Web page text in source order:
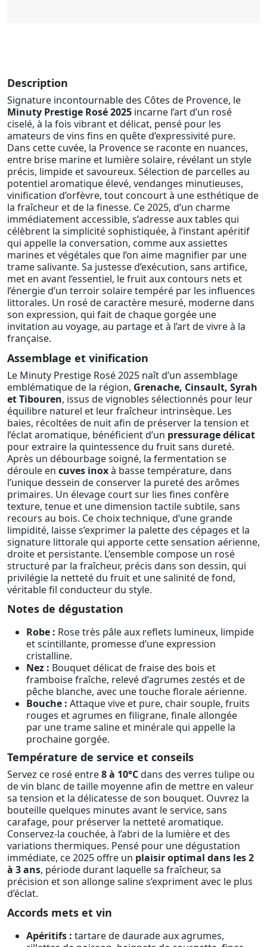
Description
Signature incontournable des Côtes de Provence, le
Minuty Prestige Rosé 2025 incarne l’art d’un rosé
ciselé, à la fois vibrant et délicat, pensé pour les
amateurs de vins fins en quête d’expressivité pure.
Dans cette cuvée, la Provence se raconte en nuances,
entre brise marine et lumière solaire, révélant un style
précis, limpide et savoureux. Sélection de parcelles au
potentiel aromatique élevé, vendanges minutieuses,
vinification d’orfèvre, tout concourt à une esthétique de
la fraîcheur et de la finesse. Ce 2025, d’un charme
immédiatement accessible, s’adresse aux tables qui
célèbrent la simplicité sophistiquée, à l’instant apéritif
qui appelle la conversation, comme aux assiettes
marines et végétales que l’on aime magnifier par une
trame salivante. Sa justesse d’exécution, sans artifice,
met en avant l’essentiel, le fruit aux contours nets et
l’énergie d’un terroir solaire tempéré par les influences
littorales. Un rosé de caractère mesuré, moderne dans
son expression, qui fait de chaque gorgée une
invitation au voyage, au partage et à l’art de vivre à la
française.
Assemblage et vinification
Le Minuty Prestige Rosé 2025 naît d’un assemblage
emblématique de la région, Grenache, Cinsault, Syrah
et Tibouren, issus de vignobles sélectionnés pour leur
équilibre naturel et leur fraîcheur intrinsèque. Les
baies, récoltées de nuit afin de préserver la tension et
l’éclat aromatique, bénéficient d’un pressurage délicat
pour extraire la quintessence du fruit sans dureté.
Après un débourbage soigné, la fermentation se
déroule en cuves inoxà basse température, dans
l’unique dessein de conserver la pureté des arômes
primaires. Un élevage court sur lies fines confère
texture, tenue et une dimension tactile subtile, sans
recours au bois. Ce choix technique, d’une grande
limpidité, laisse s’exprimer la palette des cépages et la
signature littorale qui apporte cette sensation aérienne,
droite et persistante. L’ensemble compose un rosé
structuré par la fraîcheur, précis dans son dessin, qui
privilégie la netteté du fruit et une salinité de fond,
véritable fil conducteur du style.
Notes de dégustation
Robe : Rose très pâle aux reflets lumineux, limpide
et scintillante, promesse d’une expression
cristalline.
Nez : Bouquet délicat de fraise des bois et
framboise fraîche, relevé d’agrumes zestés et de
pêche blanche, avec une touche florale aérienne.
Bouche : Attaque vive et pure, chair souple, fruits
rouges et agrumes en filigrane, finale allongée
par une trame saline et minérale qui appelle la
prochaine gorgée.
Température de service et conseils
Servez ce rosé entre8 à 10°Cdans des verres tulipe ou
de vin blanc de taille moyenne afin de mettre en valeur
sa tension et la délicatesse de son bouquet. Ouvrez la
bouteille quelques minutes avant le service, sans
carafage, pour préserver la netteté aromatique.
Conservez-la couchée, à l’abri de la lumière et des
variations thermiques. Pensé pour une dégustation
immédiate, ce 2025 offre un plaisir optimal dans les 2
à 3 ans, période durant laquelle sa fraîcheur, sa
précision et son allonge saline s’expriment avec le plus
d’éclat.
Accords mets et vin
Apéritifs : tartare de daurade aux agrumes,